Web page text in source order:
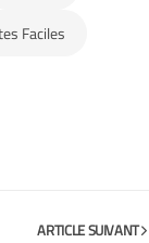
Faciles
ARTICLE SUIVANT